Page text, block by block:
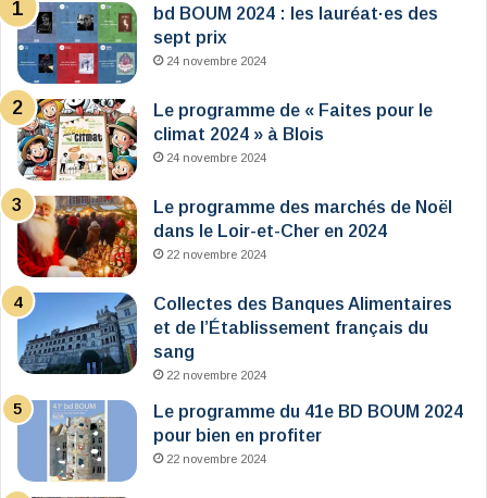
bd BOUM 2024 : les lauréat·es des
sept prix
24 novembre 2024
Le programme de « Faites pour le
climat 2024 » à Blois
24 novembre 2024
Le programme des marchés de Noël
dans le Loir-et-Cher en 2024
22 novembre 2024
Collectes des Banques Alimentaires
et de l’Établissement français du
sang
22 novembre 2024
Le programme du 41e BD BOUM 2024
pour bien en profiter
22 novembre 2024